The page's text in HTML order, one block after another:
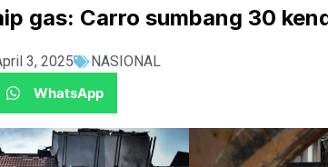
gas: Carro sumbang 30
3, 2025
NASIONAL
WhatsApp